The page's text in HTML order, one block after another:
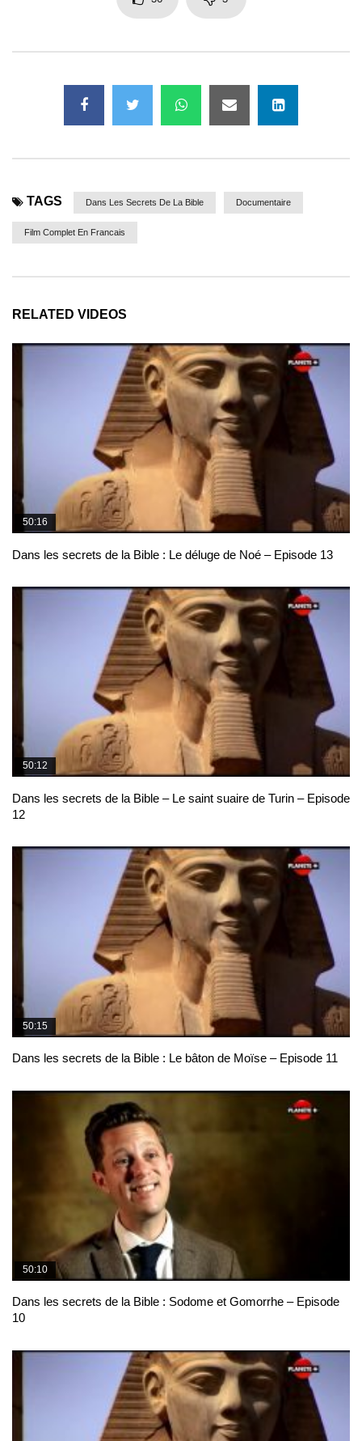
TAGS Dans Les Secrets De La Bible Documentaire
Film Complet En Francais
RELATED VIDEOS
50:16
Dans les secrets de la Bible : Le déluge de Noé – Episode 13
50:12
Dans les secrets de la Bible – Le saint suaire de Turin – Episode
12
50:15
Dans les secrets de la Bible : Le bâton de Moïse – Episode 11
50:10
Dans les secrets de la Bible : Sodome et Gomorrhe – Episode
10